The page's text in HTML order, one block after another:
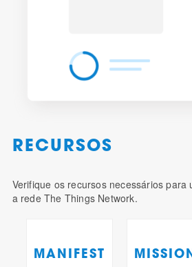
RECURSOS
Verifique os recursos necessários
a rede The Things Network.
MANIFEST